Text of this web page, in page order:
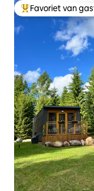
Topfavoriet van
Favoriet van